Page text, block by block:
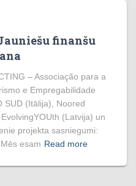
finanšu
– Associação para a
e Empregabilidade
SUD (Itālija), Noored
(Latvija) un
projekta sasniegumi:
esam Read more